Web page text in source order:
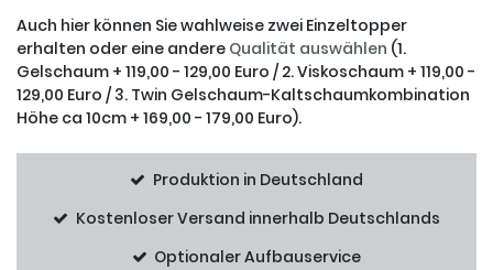
Auch hier können Sie wahlweise zwei Einzeltopper
erhalten oder eine andere Qualität auswählen (1.
Gelschaum + 119,00 - 129,00 Euro / 2. Viskoschaum + 119,00 -
129,00 Euro / 3. Twin Gelschaum-Kaltschaumkombination
Höhe ca 10cm + 169,00 - 179,00 Euro).
Produktion in Deutschland
Kostenloser Versand innerhalb Deutschlands
Optionaler Aufbauservice